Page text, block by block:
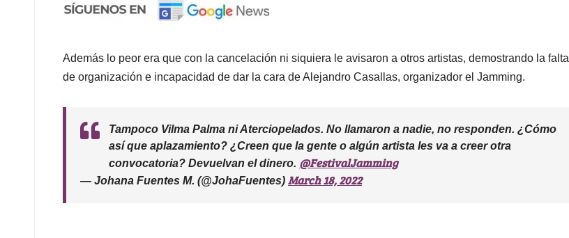
Además lo peor era que con la cancelación ni siquiera le avisaron a otros artistas, demostrando la falta
de organización e incapacidad de dar la cara de Alejandro Casallas, organizador el Jamming.
Tampoco Vilma Palma ni Aterciopelados. No llamaron a nadie, no responden. ¿Cómo
así que aplazamiento? ¿Creen que la gente o algún artista les va a creer otra
convocatoria? Devuelvan el dinero. @FestivalJamming
— Johana Fuentes M. (@JohaFuentes) March 18, 2022